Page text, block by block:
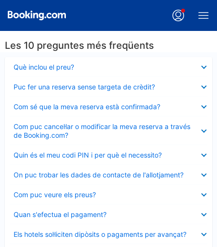
Les 10 preguntes més freqüents
Què inclou el preu?
tancat
Puc fer una reserva sense targeta de crèdit?
tancat
Com sé que la meva reserva està confirmada?
tancat
Com puc cancel·lar o modificar la meva reserva a través
de Booking.com?
tancat
Quin és el meu codi PIN i per què el necessito?
tancat
On puc trobar les dades de contacte de l'allotjament?
tancat
Com puc veure els preus?
tancat
Quan s'efectua el pagament?
tancat
Els hotels sol·liciten dipòsits o pagaments per avançat?
tancat